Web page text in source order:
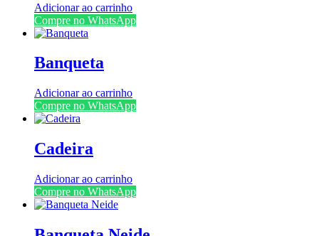
Adicionar ao carrinho
Compre no WhatsApp
Banqueta
Adicionar ao carrinho
Compre no WhatsApp
Cadeira
Adicionar ao carrinho
Compre no WhatsApp